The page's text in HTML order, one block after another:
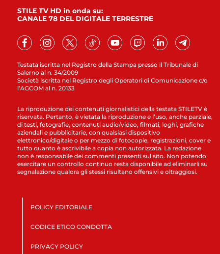
Testata iscritta nel Registro della Stampa presso il Tribunale di
Salerno al n. 34/2009
Società iscritta nel Registro degli Operatori di Comunicazione c/o
l’AGCOM al n. 20133
STILE TV HD in onda su:
CANALE 78 DEL DIGITALE TERRESTRE
La riproduzione dei contenuti giornalistici della testata STILETV è
riservata. Pertanto, è vietata la riproduzione e l’uso, anche parziale,
di testi, fotografie, contenuti audio/video, filmati, loghi, grafiche
aziendali e pubblicitarie, con qualsiasi dispositivo
elettronico/digitale o per mezzo di fotocopie, registrazioni, cover e
tutto quanto è ascrivibile a copia non autorizzata. La redazione
non è responsabile dei commenti presenti sul sito. Non potendo
esercitare un controllo continuo resta disponibile ad eliminarli su
segnalazione qualora gli stessi risultano offensivi e oltraggiosi.
POLICY EDITORIALE
CODICE ETICO CONDOTTA
PRIVACY POLICY